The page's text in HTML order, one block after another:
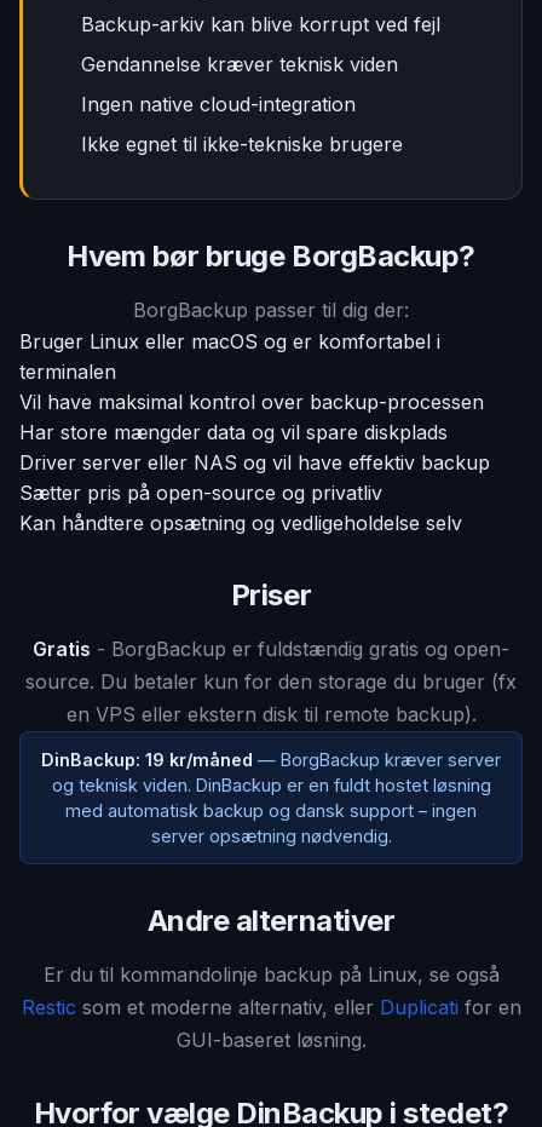
Backup-arkiv kan blive korrupt ved fejl
Gendannelse kræver teknisk viden
Ingen native cloud-integration
Ikke egnet til ikke-tekniske brugere
Hvem bør bruge BorgBackup?
BorgBackup passer til dig der:
Bruger Linux eller macOS og er komfortabel i
terminalen
Vil have maksimal kontrol over backup-processen
Har store mængder data og vil spare diskplads
Driver server eller NAS og vil have effektiv backup
Sætter pris på open-source og privatliv
Kan håndtere opsætning og vedligeholdelse selv
Priser
Gratis - BorgBackup er fuldstændig gratis og open-
source. Du betaler kun for den storage du bruger (fx
en VPS eller ekstern disk til remote backup).
DinBackup: 19 kr/måned — BorgBackup kræver server
og teknisk viden. DinBackup er en fuldt hostet løsning
med automatisk backup og dansk support – ingen
server opsætning nødvendig.
Andre alternativer
Er du til kommandolinje backup på Linux, se også
Restic som et moderne alternativ, eller Duplicati for en
GUI-baseret løsning.
Hvorfor vælge DinBackup i stedet?